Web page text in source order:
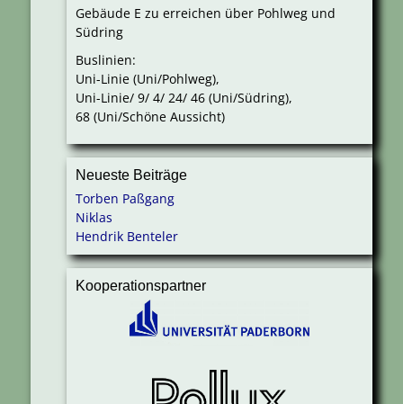
Gebäude E zu erreichen über Pohlweg und
Südring
Buslinien:
Uni-Linie (Uni/Pohlweg),
Uni-Linie/ 9/ 4/ 24/ 46 (Uni/Südring),
68 (Uni/Schöne Aussicht)
Neueste Beiträge
Torben Paßgang
Niklas
Hendrik Benteler
Kooperationspartner